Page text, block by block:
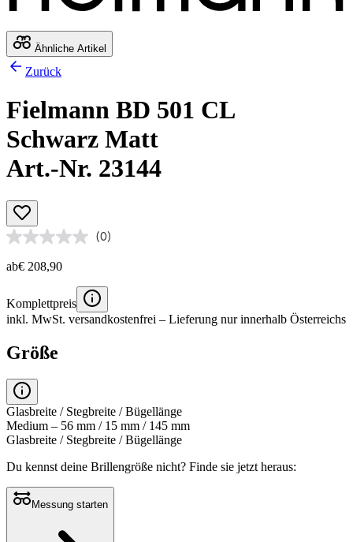
Ähnliche Artikel
Zurück
Fielmann BD 501 CL
Schwarz Matt
Art.-Nr. 23144
(0)
ab€ 208,90
Komplettpreis
inkl. MwSt. versandkostenfrei – Lieferung nur innerhalb Österreichs
Größe
Glasbreite / Stegbreite / Bügellänge
Medium – 56 mm / 15 mm / 145 mm
Glasbreite / Stegbreite / Bügellänge
Du kennst deine Brillengröße nicht? Finde sie jetzt heraus:
Messung starten